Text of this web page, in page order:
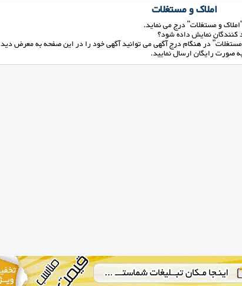
املاک و مستغلات
و مستغلات" درج می نماید.
کنندگان نمایش داده شود؟
مستغلات" در هنگام درج آگهی می توانید آگهی خود را در این صفحه به معرض دید
صورت رایگان ارسال نمایید.